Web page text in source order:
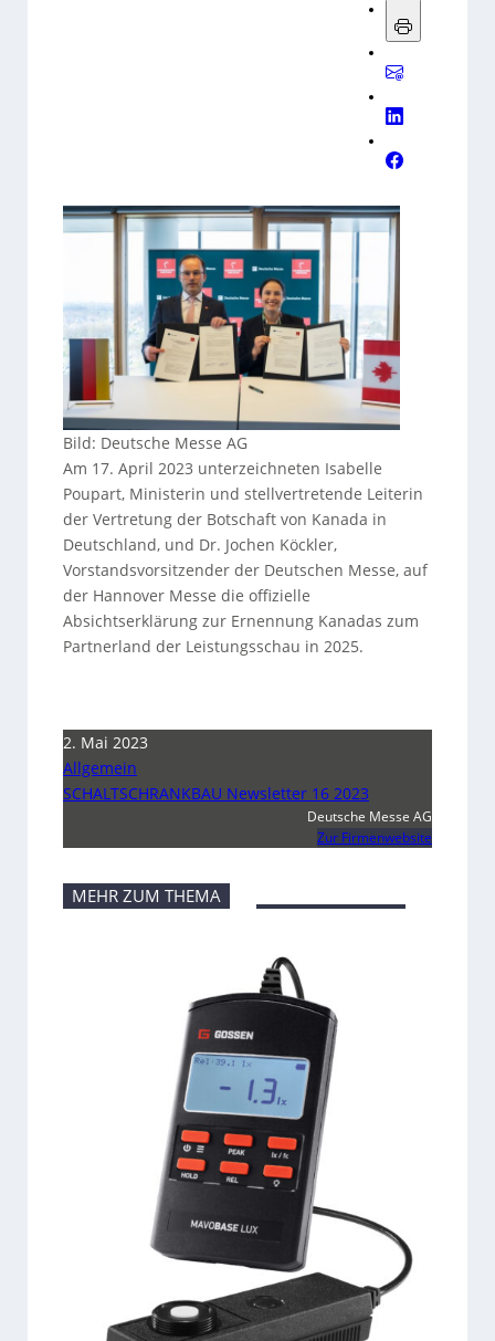
Bild: Deutsche Messe AG
Am 17. April 2023 unterzeichneten Isabelle
Poupart, Ministerin und stellvertretende Leiterin
der Vertretung der Botschaft von Kanada in
Deutschland, und Dr. Jochen Köckler,
Vorstandsvorsitzender der Deutschen Messe, auf
der Hannover Messe die offizielle
Absichtserklärung zur Ernennung Kanadas zum
Partnerland der Leistungsschau in 2025.
2. Mai 2023
Allgemein
SCHALTSCHRANKBAU Newsletter 16 2023
Deutsche Messe AG
Zur Firmenwebsite
MEHR ZUM THEMA